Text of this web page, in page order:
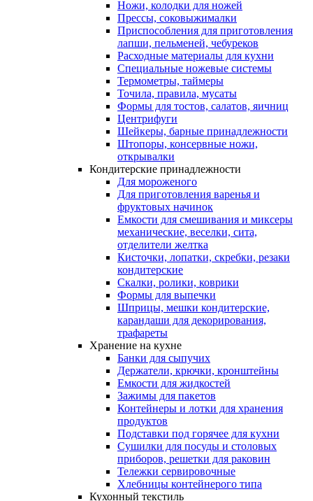
Ножи, колодки для ножей
Прессы, соковыжималки
Приспособления для приготовления
лапши, пельменей, чебуреков
Расходные материалы для кухни
Специальные ножевые системы
Термометры, таймеры
Точила, правила, мусаты
Формы для тостов, салатов, яичниц
Центрифуги
Шейкеры, барные принадлежности
Штопоры, консервные ножи,
открывалки
Кондитерские принадлежности
Для мороженого
Для приготовления варенья и
фруктовых начинок
Емкости для смешивания и миксеры
механические, веселки, сита,
отделители желтка
Кисточки, лопатки, скребки, резаки
кондитерские
Скалки, ролики, коврики
Формы для выпечки
Шприцы, мешки кондитерские,
карандаши для декорирования,
трафареты
Хранение на кухне
Банки для сыпучих
Держатели, крючки, кронштейны
Емкости для жидкостей
Зажимы для пакетов
Контейнеры и лотки для хранения
продуктов
Подставки под горячее для кухни
Сушилки для посуды и столовых
приборов, решетки для раковин
Тележки сервировочные
Хлебницы контейнерого типа
Кухонный текстиль